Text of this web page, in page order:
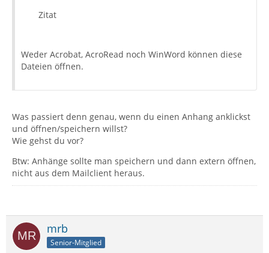
Zitat
Weder Acrobat, AcroRead noch WinWord können diese
Dateien öffnen.
Was passiert denn genau, wenn du einen Anhang anklickst
und öffnen/speichern willst?
Wie gehst du vor?
Btw: Anhänge sollte man speichern und dann extern öffnen,
nicht aus dem Mailclient heraus.
mrb
Senior-Mitglied